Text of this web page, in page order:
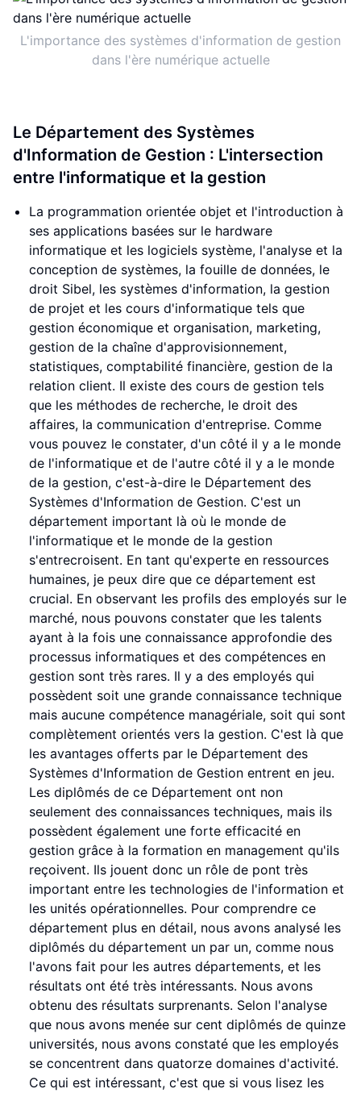
L'importance des systèmes d'information de gestion
dans l'ère numérique actuelle
Le Département des Systèmes
d'Information de Gestion : L'intersection
entre l'informatique et la gestion
La programmation orientée objet et l'introduction à
ses applications basées sur le hardware
informatique et les logiciels système, l'analyse et la
conception de systèmes, la fouille de données, le
droit Sibel, les systèmes d'information, la gestion
de projet et les cours d'informatique tels que
gestion économique et organisation, marketing,
gestion de la chaîne d'approvisionnement,
statistiques, comptabilité financière, gestion de la
relation client. Il existe des cours de gestion tels
que les méthodes de recherche, le droit des
affaires, la communication d'entreprise. Comme
vous pouvez le constater, d'un côté il y a le monde
de l'informatique et de l'autre côté il y a le monde
de la gestion, c'est-à-dire le Département des
Systèmes d'Information de Gestion. C'est un
département important là où le monde de
l'informatique et le monde de la gestion
s'entrecroisent. En tant qu'experte en ressources
humaines, je peux dire que ce département est
crucial. En observant les profils des employés sur le
marché, nous pouvons constater que les talents
ayant à la fois une connaissance approfondie des
processus informatiques et des compétences en
gestion sont très rares. Il y a des employés qui
possèdent soit une grande connaissance technique
mais aucune compétence managériale, soit qui sont
complètement orientés vers la gestion. C'est là que
les avantages offerts par le Département des
Systèmes d'Information de Gestion entrent en jeu.
Les diplômés de ce Département ont non
seulement des connaissances techniques, mais ils
possèdent également une forte efficacité en
gestion grâce à la formation en management qu'ils
reçoivent. Ils jouent donc un rôle de pont très
important entre les technologies de l'information et
les unités opérationnelles. Pour comprendre ce
département plus en détail, nous avons analysé les
diplômés du département un par un, comme nous
l'avons fait pour les autres départements, et les
résultats ont été très intéressants. Nous avons
obtenu des résultats surprenants. Selon l'analyse
que nous avons menée sur cent diplômés de quinze
universités, nous avons constaté que les employés
se concentrent dans quatorze domaines d'activité.
Ce qui est intéressant, c'est que si vous lisez les